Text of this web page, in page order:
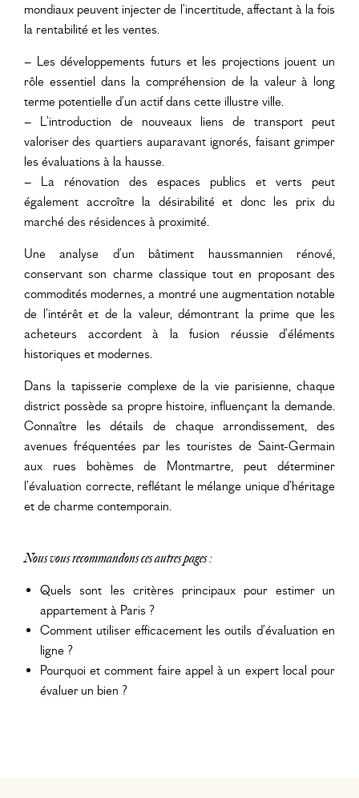
mondiaux peuvent injecter de l’incertitude, affectant à la fois
la rentabilité et les ventes.
– Les développements futurs et les projections jouent un
rôle essentiel dans la compréhension de la valeur à long
terme potentielle d’un actif dans cette illustre ville.
– L’introduction de nouveaux liens de transport peut
valoriser des quartiers auparavant ignorés, faisant grimper
les évaluations à la hausse.
– La rénovation des espaces publics et verts peut
également accroître la désirabilité et donc les prix du
marché des résidences à proximité.
Une analyse d’un bâtiment haussmannien rénové,
conservant son charme classique tout en proposant des
commodités modernes, a montré une augmentation notable
de l’intérêt et de la valeur, démontrant la prime que les
acheteurs accordent à la fusion réussie d’éléments
historiques et modernes.
Dans la tapisserie complexe de la vie parisienne, chaque
district possède sa propre histoire, influençant la demande.
Connaître les détails de chaque arrondissement, des
avenues fréquentées par les touristes de Saint-Germain
aux rues bohèmes de Montmartre, peut déterminer
l’évaluation correcte, reflétant le mélange unique d’héritage
et de charme contemporain.
Nous vous recommandons ces autres pages :
Quels sont les critères principaux pour estimer un
appartement à Paris ?
Comment utiliser efficacement les outils d’évaluation en
ligne ?
Pourquoi et comment faire appel à un expert local pour
évaluer un bien ?